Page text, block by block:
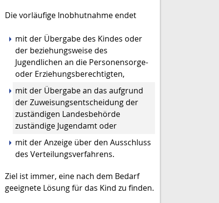
Die vorläufige Inobhutnahme endet
mit der Übergabe des Kindes oder
der beziehungsweise des
Jugendlichen an die Personensorge-
oder Erziehungsberechtigten,
mit der Übergabe an das aufgrund
der Zuweisungsentscheidung der
zuständigen Landesbehörde
zuständige Jugendamt oder
mit der Anzeige über den Ausschluss
des Verteilungsverfahrens.
Ziel ist immer, eine nach dem Bedarf
geeignete Lösung für das Kind zu finden.